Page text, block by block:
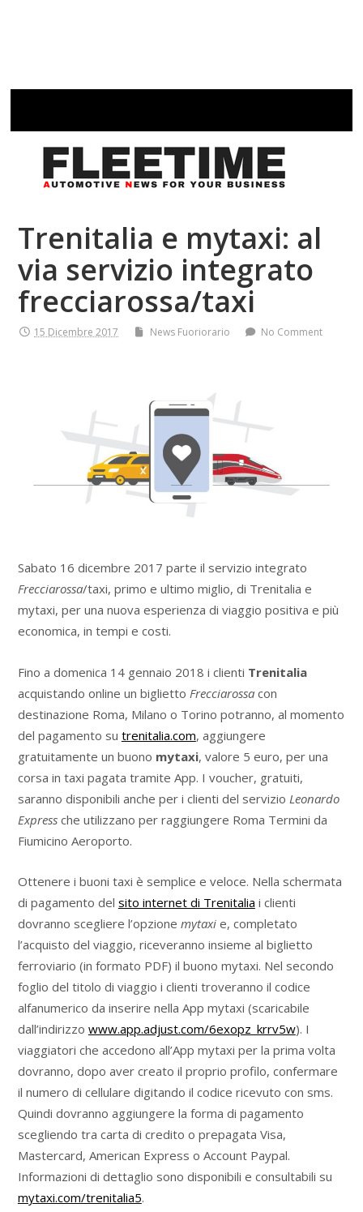
Trenitalia e mytaxi: al
via servizio integrato
frecciarossa/taxi
15 Dicembre 2017 News Fuoriorario No Comment
Sabato 16 dicembre 2017 parte il servizio integrato
Frecciarossa/taxi, primo e ultimo miglio, di Trenitalia e
mytaxi, per una nuova esperienza di viaggio positiva e più
economica, in tempi e costi.
Fino a domenica 14 gennaio 2018 i clienti Trenitalia
acquistando online un biglietto Frecciarossacon
destinazione Roma, Milano o Torino potranno, al momento
del pagamento su trenitalia.com, aggiungere
gratuitamente un buono mytaxi, valore 5 euro, per una
corsa in taxi pagata tramite App. I voucher, gratuiti,
saranno disponibili anche per i clienti del servizio Leonardo
Expressche utilizzano per raggiungere Roma Termini da
Fiumicino Aeroporto.
Ottenere i buoni taxi è semplice e veloce. Nella schermata
di pagamento del sito internet di Trenitalia i clienti
dovranno scegliere l’opzione mytaxie, completato
l’acquisto del viaggio, riceveranno insieme al biglietto
ferroviario (in formato PDF) il buono mytaxi. Nel secondo
foglio del titolo di viaggio i clienti troveranno il codice
alfanumerico da inserire nella App mytaxi (scaricabile
dall’indirizzo www.app.adjust.com/6exopz_ krrv5w). I
viaggiatori che accedono all’App mytaxi per la prima volta
dovranno, dopo aver creato il proprio profilo, confermare
il numero di cellulare digitando il codice ricevuto con sms.
Quindi dovranno aggiungere la forma di pagamento
scegliendo tra carta di credito o prepagata Visa,
Mastercard, American Express o Account Paypal.
Informazioni di dettaglio sono disponibili e consultabili su
mytaxi.com/trenitalia5.